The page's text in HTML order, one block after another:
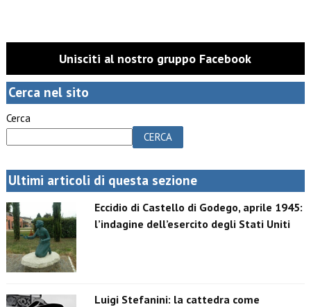
Unisciti al nostro gruppo Facebook
Cerca nel sito
Cerca
CERCA
Ultimi articoli di questa sezione
Eccidio di Castello di Godego, aprile 1945:
l’indagine dell’esercito degli Stati Uniti
Luigi Stefanini: la cattedra come